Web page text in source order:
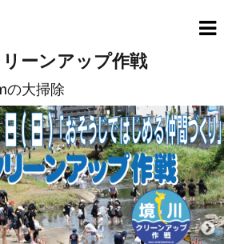
ーンアップ作戦
の大掃除